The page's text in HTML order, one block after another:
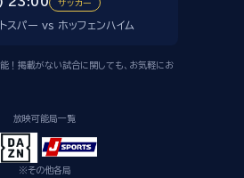
サッカー
トスパー vs ホッフェンハイム
！掲載がない試合に関しても、お気軽にお
放映可能局一覧
※その他各局